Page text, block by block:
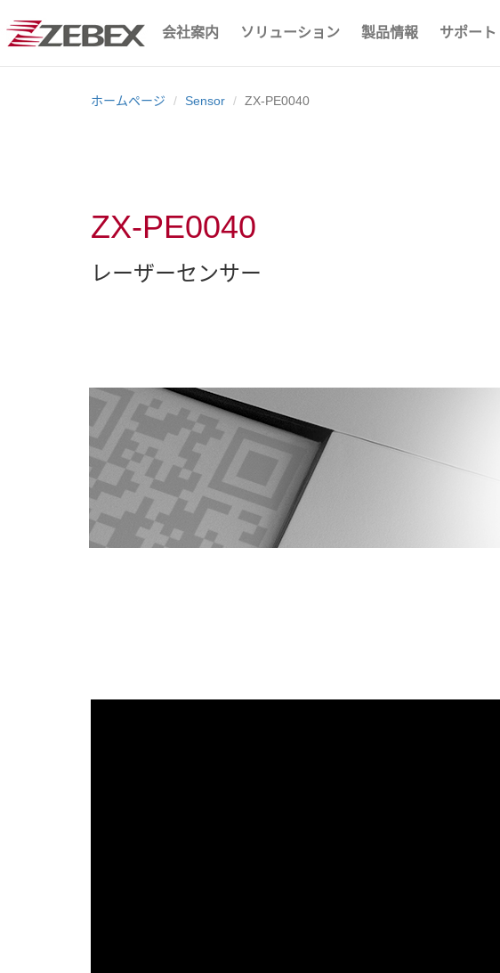
会社案内 ソリューション 製品情報 サポート
ホームページ Sensor ZX-PE0040
ZX-PE0040
レーザーセンサー